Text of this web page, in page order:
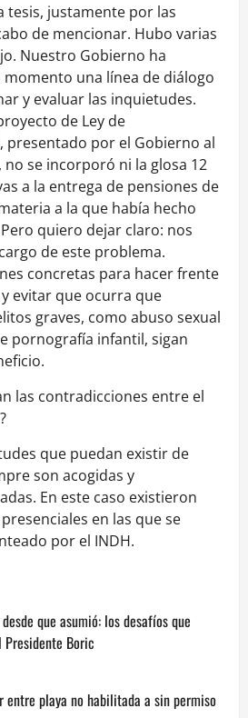
tesis, justamente por las
de mencionar. Hubo varias
Nuestro Gobierno ha
una línea de diálogo
y evaluar las inquietudes.
de Ley de
presentado por el Gobierno al
no se incorporó ni la glosa 12
a la entrega de pensiones de
a la que había hecho
quiero dejar claro: nos
de este problema.
concretas para hacer frente
evitar que ocurra que
graves, como abuso sexual
pornografía infantil, sigan
las contradicciones entre el
que puedan existir de
son acogidas y
En este caso existieron
en las que se
por el INDH.
que asumió: los desafíos que
Boric
entre playa no habilitada a sin permiso